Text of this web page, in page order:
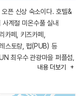
픈 신상 숙소이다. 호텔&
계절 미온수풀 실내
페, 키즈카페,
스토랑, 펍(PUB) 등
최우수 관광마을 퍼플섬,
미술관, 수설정원,
내용 더보기